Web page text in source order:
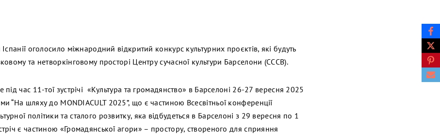
Іспанії оголосило міжнародний відкритий конкурс культурних проєктів, які будуть
та нетворкінговому просторі Центру сучасної культури Барселони (CCCB).
під час 11-тої зустрічі «Культура та громадянство» в Барселоні 26-27 вересня 2025
“На шляху до MONDIACULT 2025”, що є частиною Всесвітньої конференції
політики та сталого розвитку, яка відбудеться в Барселоні з 29 вересня по 1
є частиною «Громадянської агори» – простору, створеного для сприяння